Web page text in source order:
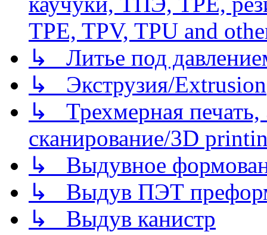
TPE, TPV, TPU and
↳ Литье под
↳ Экструзия/Extrusion
↳ Трехмерная
сканирование/3D
↳ Выдувное
↳ Выдув ПЭТ
↳ Выдув канистр